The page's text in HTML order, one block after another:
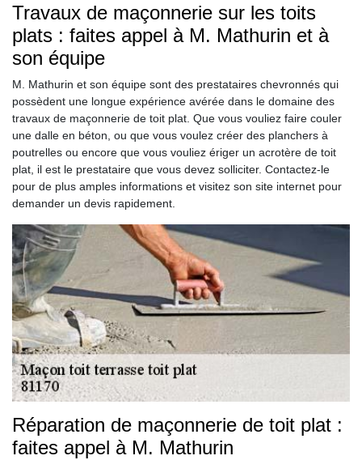
Travaux de maçonnerie sur les toits
plats : faites appel à M. Mathurin et à
son équipe
M. Mathurin et son équipe sont des prestataires chevronnés qui
possèdent une longue expérience avérée dans le domaine des
travaux de maçonnerie de toit plat. Que vous vouliez faire couler
une dalle en béton, ou que vous voulez créer des planchers à
poutrelles ou encore que vous vouliez ériger un acrotère de toit
plat, il est le prestataire que vous devez solliciter. Contactez-le
pour de plus amples informations et visitez son site internet pour
demander un devis rapidement.
Réparation de maçonnerie de toit plat :
faites appel à M. Mathurin